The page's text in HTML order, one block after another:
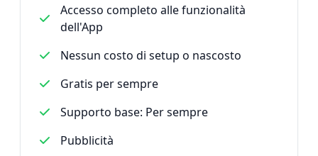
Accesso completo alle funzionalità
dell'App
Nessun costo di setup o nascosto
Gratis per sempre
Supporto base: Per sempre
Pubblicità